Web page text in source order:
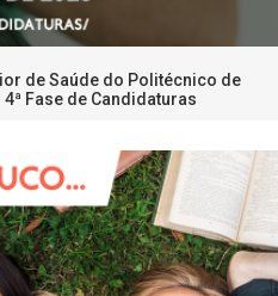
de Saúde do Politécnico de
Fase de Candidaturas